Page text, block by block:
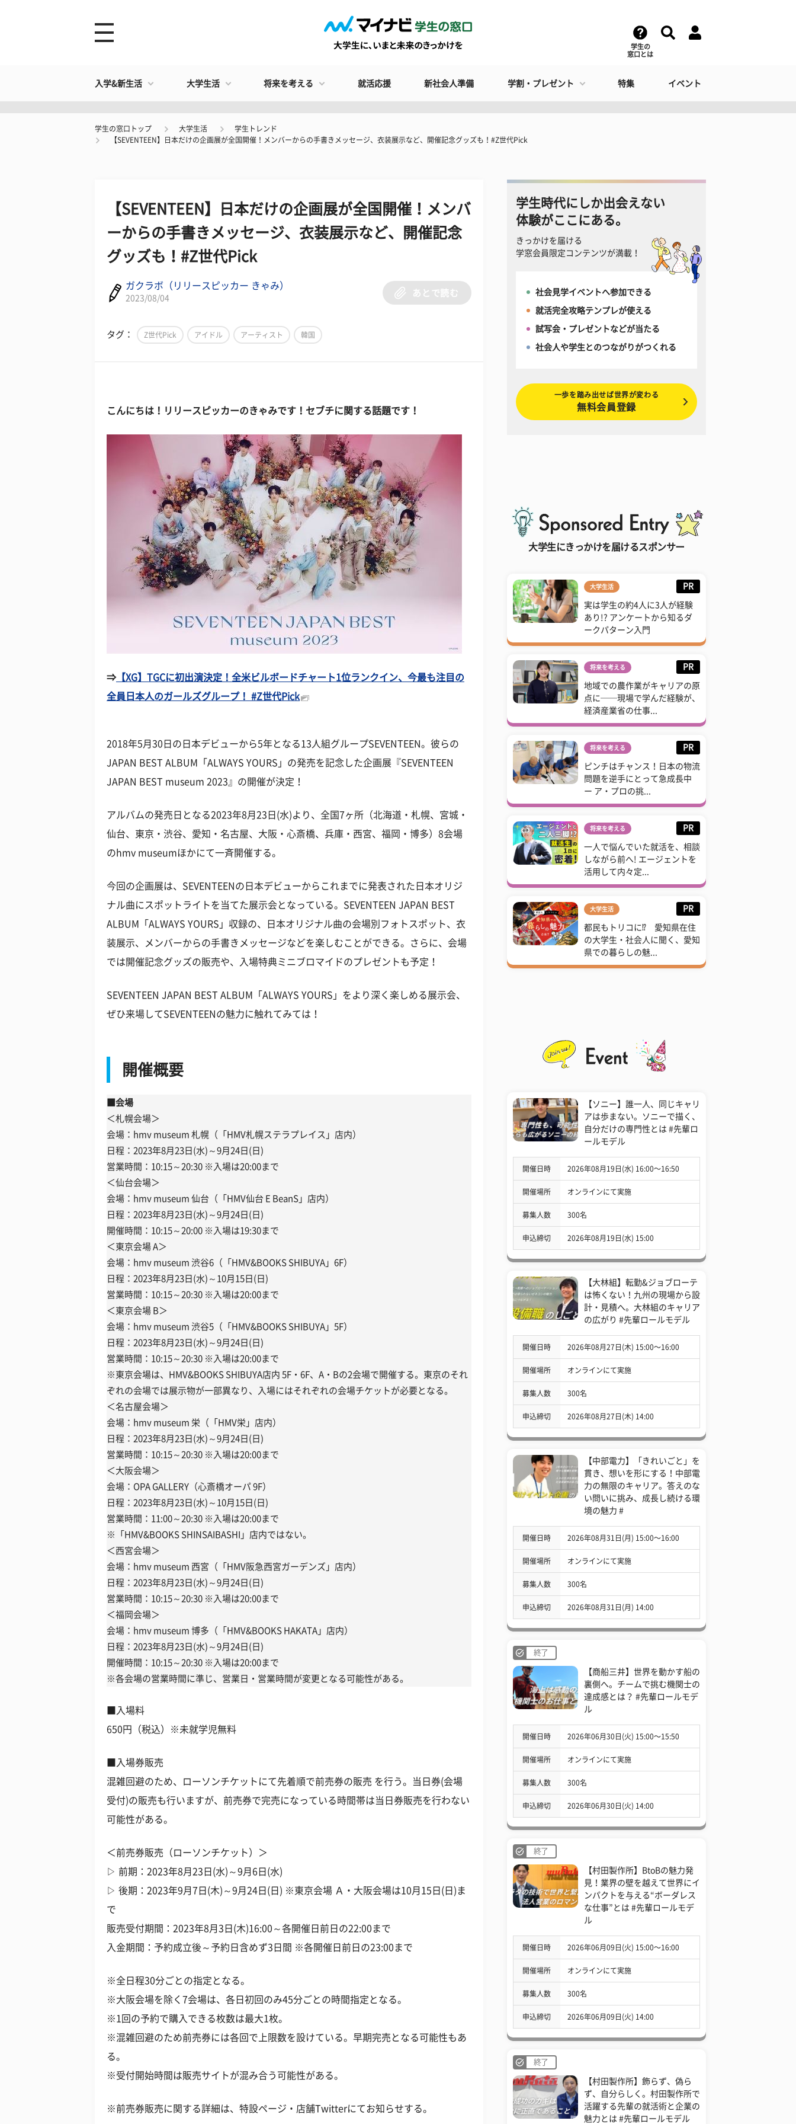
学生の
窓口とは
入学&新生活 大学生活 将来を考える 就活応援 新社会人準備 学割・プレゼント 特集 イベント
学生の窓口トップ 大学生活
学生トレンド
【SEVENTEEN】日本だけの企画展が全国開催！メンバーからの手書きメッセージ、衣装展示など、開催記念グッズも！#Z世代Pick
【SEVENTEEN】日本だけの企画展が全国開催！メンバ
ーからの手書きメッセージ、衣装展示など、開催記念
グッズも！#Z世代Pick
ガクラボ（リリースピッカー きゃみ）
2023/08/04
あとで読む
タグ： Z世代Pick アイドル アーティスト 韓国
こんにちは！リリースピッカーのきゃみです！セブチに関する話題です！
⇒【XG】TGCに初出演決定！全⽶ビルボードチャート1位ランクイン、今最も注目の
全員⽇本⼈のガールズグループ！ #Z世代Pick
2018年5月30日の日本デビューから5年となる13人組グループSEVENTEEN。彼らの
JAPAN BEST ALBUM「ALWAYS YOURS」の発売を記念した企画展『SEVENTEEN
JAPAN BEST museum 2023』の開催が決定！
アルバムの発売日となる2023年8月23日(水)より、全国7ヶ所（北海道・札幌、宮城・
仙台、東京・渋谷、愛知・名古屋、大阪・心斎橋、兵庫・西宮、福岡・博多）8会場
のhmv museumほかにて一斉開催する。
今回の企画展は、SEVENTEENの日本デビューからこれまでに発表された日本オリジ
ナル曲にスポットライトを当てた展示会となっている。SEVENTEEN JAPAN BEST
ALBUM「ALWAYS YOURS」収録の、日本オリジナル曲の会場別フォトスポット、衣
装展示、メンバーからの手書きメッセージなどを楽しむことができる。さらに、会場
では開催記念グッズの販売や、入場特典ミニブロマイドのプレゼントも予定！
SEVENTEEN JAPAN BEST ALBUM「ALWAYS YOURS」をより深く楽しめる展示会、
ぜひ来場してSEVENTEENの魅力に触れてみては！
開催概要
■会場
＜札幌会場＞
会場：hmv museum 札幌（「HMV札幌ステラプレイス」店内）
日程：2023年8月23日(水)～9月24日(日)
営業時間：10:15～20:30 ※入場は20:00まで
＜仙台会場＞
会場：hmv museum 仙台（「HMV仙台 E BeanS」店内）
日程：2023年8月23日(水)～9月24日(日)
開催時間：10:15～20:00 ※入場は19:30まで
＜東京会場 A＞
会場：hmv museum 渋谷6（「HMV&BOOKS SHIBUYA」6F）
日程：2023年8月23日(水)～10月15日(日)
営業時間：10:15～20:30 ※入場は20:00まで
＜東京会場 B＞
会場：hmv museum 渋谷5（「HMV&BOOKS SHIBUYA」5F）
日程：2023年8月23日(水)～9月24日(日)
営業時間：10:15～20:30 ※入場は20:00まで
※東京会場は、HMV&BOOKS SHIBUYA店内 5F・6F、A・Bの2会場で開催する。東京のそれ
ぞれの会場では展示物が一部異なり、入場にはそれぞれの会場チケットが必要となる。
＜名古屋会場＞
会場：hmv museum 栄（「HMV栄」店内）
日程：2023年8月23日(水)～9月24日(日)
営業時間：10:15～20:30 ※入場は20:00まで
＜大阪会場＞
会場：OPA GALLERY（心斎橋オーパ 9F）
日程：2023年8月23日(水)～10月15日(日)
営業時間：11:00～20:30 ※入場は20:00まで
※「HMV&BOOKS SHINSAIBASHI」店内ではない。
＜西宮会場＞
会場：hmv museum 西宮（「HMV阪急西宮ガーデンズ」店内）
日程：2023年8月23日(水)～9月24日(日)
営業時間：10:15～20:30 ※入場は20:00まで
＜福岡会場＞
会場：hmv museum 博多（「HMV&BOOKS HAKATA」店内）
日程：2023年8月23日(水)～9月24日(日)
開催時間：10:15～20:30 ※入場は20:00まで
※各会場の営業時間に準じ、営業日・営業時間が変更となる可能性がある。
■入場料
650円（税込）※未就学児無料
■入場券販売
混雑回避のため、ローソンチケットにて先着順で前売券の販売 を行う。当日券(会場
受付)の販売も行いますが、前売券で完売になっている時間帯は当日券販売を行わない
可能性がある。
＜前売券販売（ローソンチケット）＞
▷ 前期：2023年8月23日(水)～9月6日(水)
▷ 後期：2023年9月7日(木)～9月24日(日) ※東京会場 Ａ・大阪会場は10月15日(日)ま
で
販売受付期間：2023年8月3日(木)16:00～各開催日前日の22:00まで
入金期間：予約成立後～予約日含めず3日間 ※各開催日前日の23:00まで
※全日程30分ごとの指定となる。
※大阪会場を除く7会場は、各日初回のみ45分ごとの時間指定となる。
※1回の予約で購入できる枚数は最大1枚。
※混雑回避のため前売券には各回で上限数を設けている。早期完売となる可能性もあ
る。
※受付開始時間は販売サイトが混み合う可能性がある。
※前売券販売に関する詳細は、特設ページ・店舗Twitterにてお知らせする。
学生時代にしか出会えない
体験がここにある。
きっかけを届ける
学窓会員限定コンテンツが満載！
社会見学イベントへ参加できる
就活完全攻略テンプレが使える
試写会・プレゼントなどが当たる
社会人や学生とのつながりがつくれる
一歩を踏み出せば世界が変わる
無料会員登録
大学生にきっかけを届けるスポンサー
大学生活 PR
実は学生の約4人に3人が経験
あり!? アンケートから知るダ
ークパターン入門
将来を考える PR
地域での農作業がキャリアの原
点に──現場で学んだ経験が、
経済産業省の仕事...
将来を考える PR
ピンチはチャンス！日本の物流
問題を逆手にとって急成長中
ー ア・プロの挑...
将来を考える PR
一人で悩んでいた就活を、相談
しながら前へ! エージェントを
活用して内々定...
大学生活 PR
都民もトリコに⁉ 愛知県在住
の大学生・社会人に聞く、愛知
県での暮らしの魅...
【ソニー】誰一人、同じキャリ
アは歩まない。ソニーで描く、
自分だけの専門性とは #先輩ロ
ールモデル
開催日時 2026年08月19日(水) 16:00〜16:50
開催場所 オンラインにて実施
募集人数 300名
申込締切 2026年08月19日(水) 15:00
【大林組】転勤&ジョブローテ
は怖くない！九州の現場から設
計・見積へ。大林組のキャリア
の広がり #先輩ロールモデル
開催日時 2026年08月27日(木) 15:00〜16:00
開催場所 オンラインにて実施
募集人数 300名
申込締切 2026年08月27日(木) 14:00
【中部電力】「きれいごと」を
貫き、想いを形にする！中部電
力の無限のキャリア。答えのな
い問いに挑み、成長し続ける環
境の魅力 #
開催日時 2026年08月31日(月) 15:00〜16:00
開催場所 オンラインにて実施
募集人数 300名
申込締切 2026年08月31日(月) 14:00
終了
【商船三井】世界を動かす船の
裏側へ。チームで挑む機関士の
達成感とは？ #先輩ロールモデ
ル
開催日時 2026年06月30日(火) 15:00〜15:50
開催場所 オンラインにて実施
募集人数 300名
申込締切 2026年06月30日(火) 14:00
終了
【村田製作所】BtoBの魅力発
見！業界の壁を越えて世界にイ
ンパクトを与える“ボーダレス
な仕事”とは #先輩ロールモデ
ル
開催日時 2026年06月09日(火) 15:00〜16:00
開催場所 オンラインにて実施
募集人数 300名
申込締切 2026年06月09日(火) 14:00
終了
【村田製作所】飾らず、偽ら
ず、自分らしく。村田製作所で
活躍する先輩の就活術と企業の
魅力とは #先輩ロールモデル